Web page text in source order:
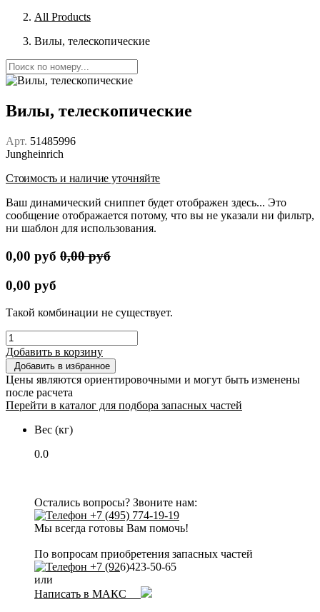
All Products
Вилы, телескопические
Вилы, телескопические
Арт. 51485996
Jungheinrich
Стоимость и наличие уточняйте
Ваш динамический сниппет будет отображен здесь... Это
сообщение отображается потому, что вы не указали ни фильтр,
ни шаблон для использования.
0,00 руб 0,00руб
0,00 руб
Такой комбинации не существует.
Добавить в корзину
Добавить в избранное
Цены являются ориентировочными и могут быть изменены
после расчета
Перейти в каталог для подбора запасных частей
Вес (кг)
0.0
Остались вопросы? Звоните нам:
+7 (495) 774-19-19
Мы всегда готовы Вам помочь!
По вопросам приобретения запасных частей
+7 (926)423-50-65
или
Написать в МАКС